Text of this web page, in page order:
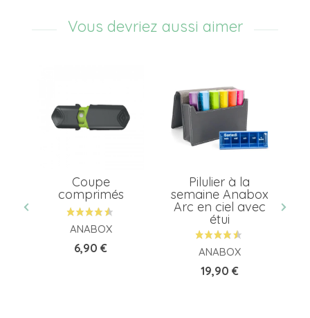
Vous devriez aussi aimer
Coupe
comprimés
ANABOX
Prix
6,90 €
Pilulier à la
semaine Anabox
Arc en ciel avec
étui
ANABOX
Prix
19,90 €